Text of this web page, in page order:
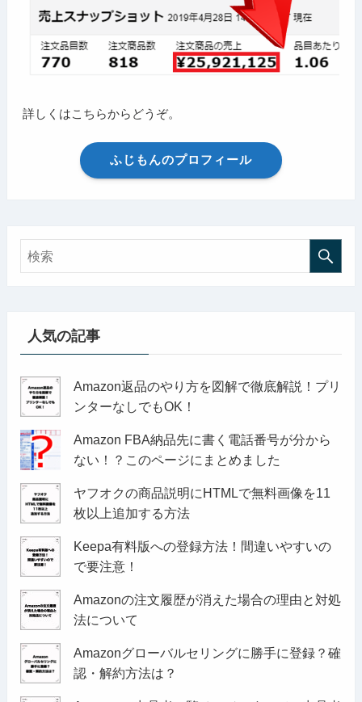
詳しくはこちらからどうぞ。
ふじもんのプロフィール
人気の記事
Amazon返品のやり方を図解で徹底解説！プリ
ンターなしでもOK！
Amazon FBA納品先に書く電話番号が分から
ない！？このページにまとめました
ヤフオクの商品説明にHTMLで無料画像を11
枚以上追加する方法
Keepa有料版への登録方法！間違いやすいの
で要注意！
Amazonの注文履歴が消えた場合の理由と対処
法について
Amazonグローバルセリングに勝手に登録？確
認・解約方法は？